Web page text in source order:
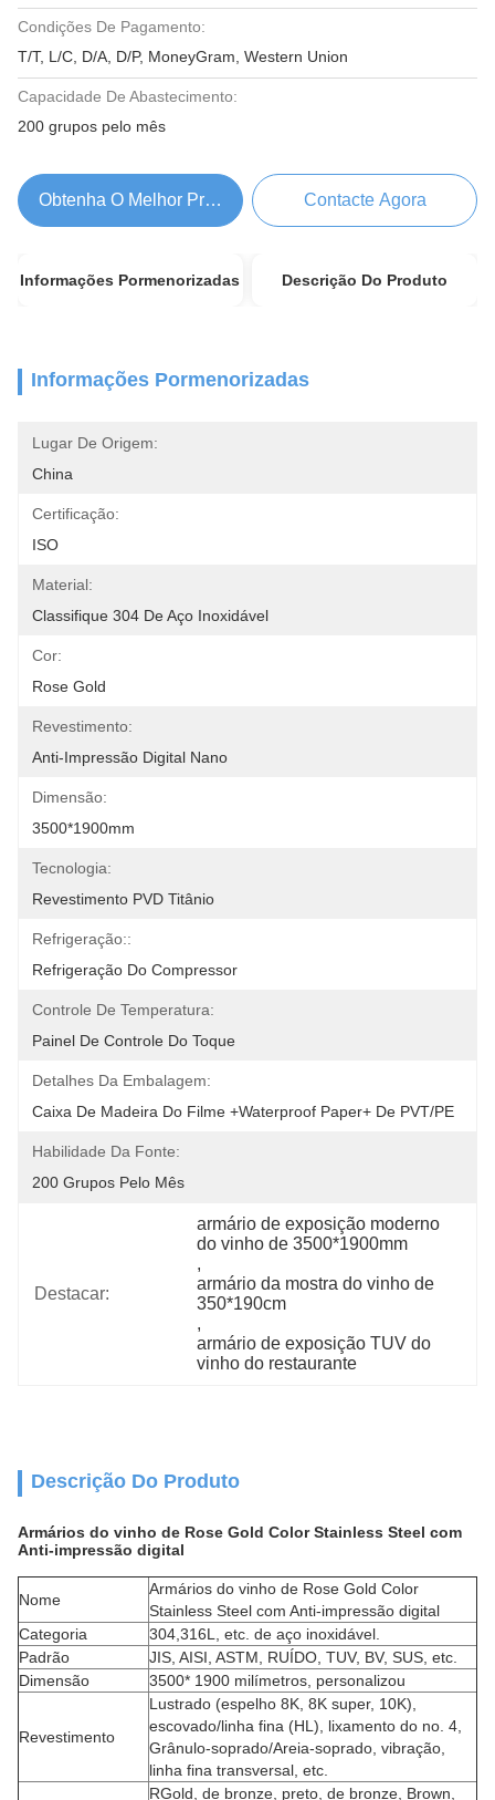
Condições De Pagamento:
T/T, L/C, D/A, D/P, MoneyGram, Western Union
Capacidade De Abastecimento:
200 grupos pelo mês
Obtenha O Melhor Preço Contacte Agora
Informações Pormenorizadas Descrição Do Produto
Informações Pormenorizadas
Lugar De Origem:
China
Certificação:
ISO
Material:
Classifique 304 De Aço Inoxidável
Cor:
Rose Gold
Revestimento:
Anti-Impressão Digital Nano
Dimensão:
3500*1900mm
Tecnologia:
Revestimento PVD Titânio
Refrigeração::
Refrigeração Do Compressor
Controle De Temperatura:
Painel De Controle Do Toque
Detalhes Da Embalagem:
Caixa De Madeira Do Filme +Waterproof Paper+ De PVT/PE
Habilidade Da Fonte:
200 Grupos Pelo Mês
Destacar:
armário de exposição moderno
do vinho de 3500*1900mm
,
armário da mostra do vinho de
350*190cm
,
armário de exposição TUV do
vinho do restaurante
Descrição Do Produto
Armários do vinho de Rose Gold Color Stainless Steel com
Anti-impressão digital
Nome
Armários do vinho de Rose Gold Color
Stainless Steel com Anti-impressão digital
Categoria
304,316L, etc. de aço inoxidável.
Padrão
JIS, AISI, ASTM, RUÍDO, TUV, BV, SUS, etc.
Dimensão
3500* 1900 milímetros, personalizou
Revestimento
Lustrado (espelho 8K, 8K super, 10K),
escovado/linha fina (HL), lixamento do no. 4,
Grânulo-soprado/Areia-soprado, vibração,
linha fina transversal, etc.
RGold , de bronze, preto, de bronze, Brown,